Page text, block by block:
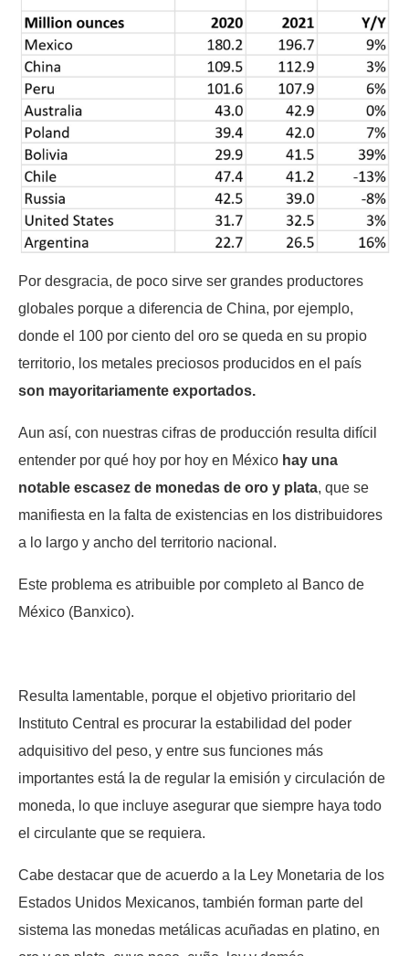
Por desgracia, de poco sirve ser grandes productores
globales porque a diferencia de China, por ejemplo,
donde el 100 por ciento del oro se queda en su propio
territorio, los metales preciosos producidos en el país
son mayoritariamente exportados.
Aun así, con nuestras cifras de producción resulta difícil
entender por qué hoy por hoy en México hay una
notable escasez de monedas de oro y plata, que se
manifiesta en la falta de existencias en los distribuidores
a lo largo y ancho del territorio nacional.
Este problema es atribuible por completo al Banco de
México (Banxico).
Resulta lamentable, porque el objetivo prioritario del
Instituto Central es procurar la estabilidad del poder
adquisitivo del peso, y entre sus funciones más
importantes está la de regular la emisión y circulación de
moneda, lo que incluye asegurar que siempre haya todo
el circulante que se requiera.
Cabe destacar que de acuerdo a la Ley Monetaria de los
Estados Unidos Mexicanos, también forman parte del
sistema las monedas metálicas acuñadas en platino, en